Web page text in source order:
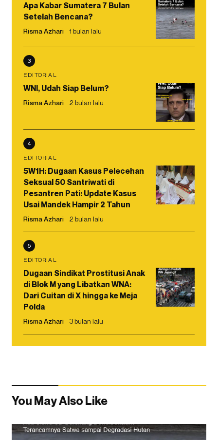
Apa Kabar Sumatera 7 Bulan
Setelah Bencana?
Risma Azhari 1 bulan lalu
3
EDITORIAL
WNI, Udah Siap Belum?
Risma Azhari 2 bulan lalu
4
EDITORIAL
5W1H: Dugaan Kasus Pelecehan
Seksual 50 Santriwati di
Pesantren Pati: Update Kasus
Usai Mandek Hampir 2 Tahun
Risma Azhari 2 bulan lalu
5
EDITORIAL
Dugaan Sindikat Prostitusi Anak
di Blok M yang Libatkan WNA:
Dari Cuitan di X hingga ke Meja
Polda
Risma Azhari 3 bulan lalu
You May Also Like